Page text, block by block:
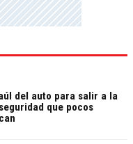
del auto para salir a la
que pocos